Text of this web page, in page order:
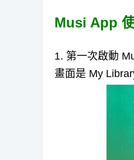
Musi App
1. 第一次啟動
畫面是 My